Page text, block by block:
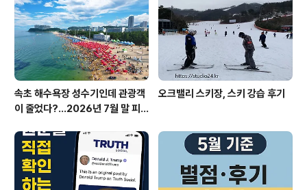
줄을 서보자 싶어 다녀왔습니다. 바로 여기가 스타필드 정
문 분수대 앞이야!즐거운 마음에 봤더니, 굿즈샵이 끝났어
요.파워 큐브 랜덤 박스 판..
속초 해수욕장 성수기인데 관광객
이 줄었다?…2026년 7월 말 피
오크밸리 스키장, 스키 강습 후기